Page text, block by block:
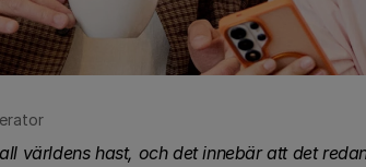
världens hast, och det innebär att det